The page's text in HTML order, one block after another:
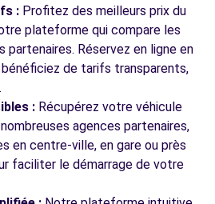
: Profitez des meilleurs prix du
plateforme qui compare les
partenaires. Réservez en ligne en
de tarifs transparents,
: Récupérez votre véhicule
agences partenaires,
en centre-ville, en gare ou près
faciliter le démarrage de votre